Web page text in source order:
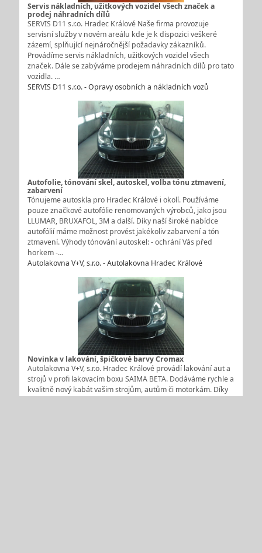
Servis nákladních, užitkových vozidel všech značek a
prodej náhradních dílů
SERVIS D11 s.r.o. Hradec Králové Naše firma provozuje
servisní služby v novém areálu kde je k dispozici veškeré
zázemí, splňující nejnáročnější požadavky zákazníků.
Provádíme servis nákladních, užitkových vozidel všech
značek. Dále se zabýváme prodejem náhradních dílů pro tato
vozidla. …
SERVIS D11 s.r.o. - Opravy osobních a nákladních vozů
Autofolie, tónování skel, autoskel, volba tónu ztmavení,
zabarvení
Tónujeme autoskla pro Hradec Králové i okolí. Používáme
pouze značkové autofólie renomovaných výrobců, jako jsou
LLUMAR, BRUXAFOL, 3M a další. Díky naší široké nabídce
autofólií máme možnost provést jakékoliv zabarvení a tón
ztmavení. Výhody tónování autoskel: - ochrání Vás před
horkem -…
Autolakovna V+V, s.r.o. - Autolakovna Hradec Králové
Novinka v lakování, špičkové barvy Cromax
Autolakovna V+V, s.r.o. Hradec Králové provádí lakování aut a
strojů v profi lakovacím boxu SAIMA BETA. Dodáváme rychle a
kvalitně nový kabát vašim strojům, autům či motorkám. Díky